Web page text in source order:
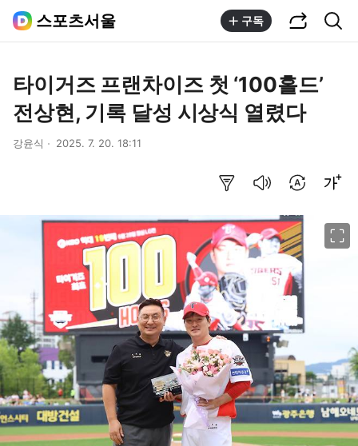
스포츠서울 구독
타이거즈 프랜차이즈 첫 ‘100홀드’
전상현, 기록 달성 시상식 열렸다
강윤식 2025. 7. 20. 18:11